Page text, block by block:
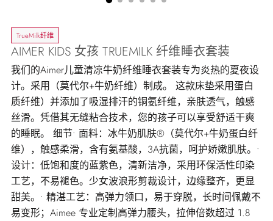
TrueMilk纤维
AIMER KIDS 女孩 TRUEMILK 纤维睡衣套装
我们的Aimer儿童清凉牛奶纤维睡衣套装专为炎热的夏夜设
计。采用（莫代尔+牛奶纤维）制成。 这款床垫采用蛋白
质纤维）并添加了吸湿排汗的铜氨纤维，亲肤透气，触感
丝滑。凭借其无缝粘合技术，您的孩子可以享受舒适干爽
的睡眠。 细节• 面料：冰牛奶肌肤®（莫代尔+牛奶蛋白纤
维），触感柔滑，含有氨基酸，3A抗菌，呵护娇嫩肌肤。•
设计：低饱和度的蓝紫色，清新洁净，采用环保活性印染
工艺，不易褪色。少女波浪形剪裁设计，边缘整齐，更显
甜美。• 精湛工艺：高弹力领口，易于穿脱，长时间佩戴不
易变形；Aimee 专业定制高弹力腰头，拉伸倍数超过 1.8